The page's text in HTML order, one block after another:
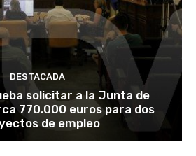
DESTACADA
solicitar a la Junta de
770.000 euros para dos
de empleo